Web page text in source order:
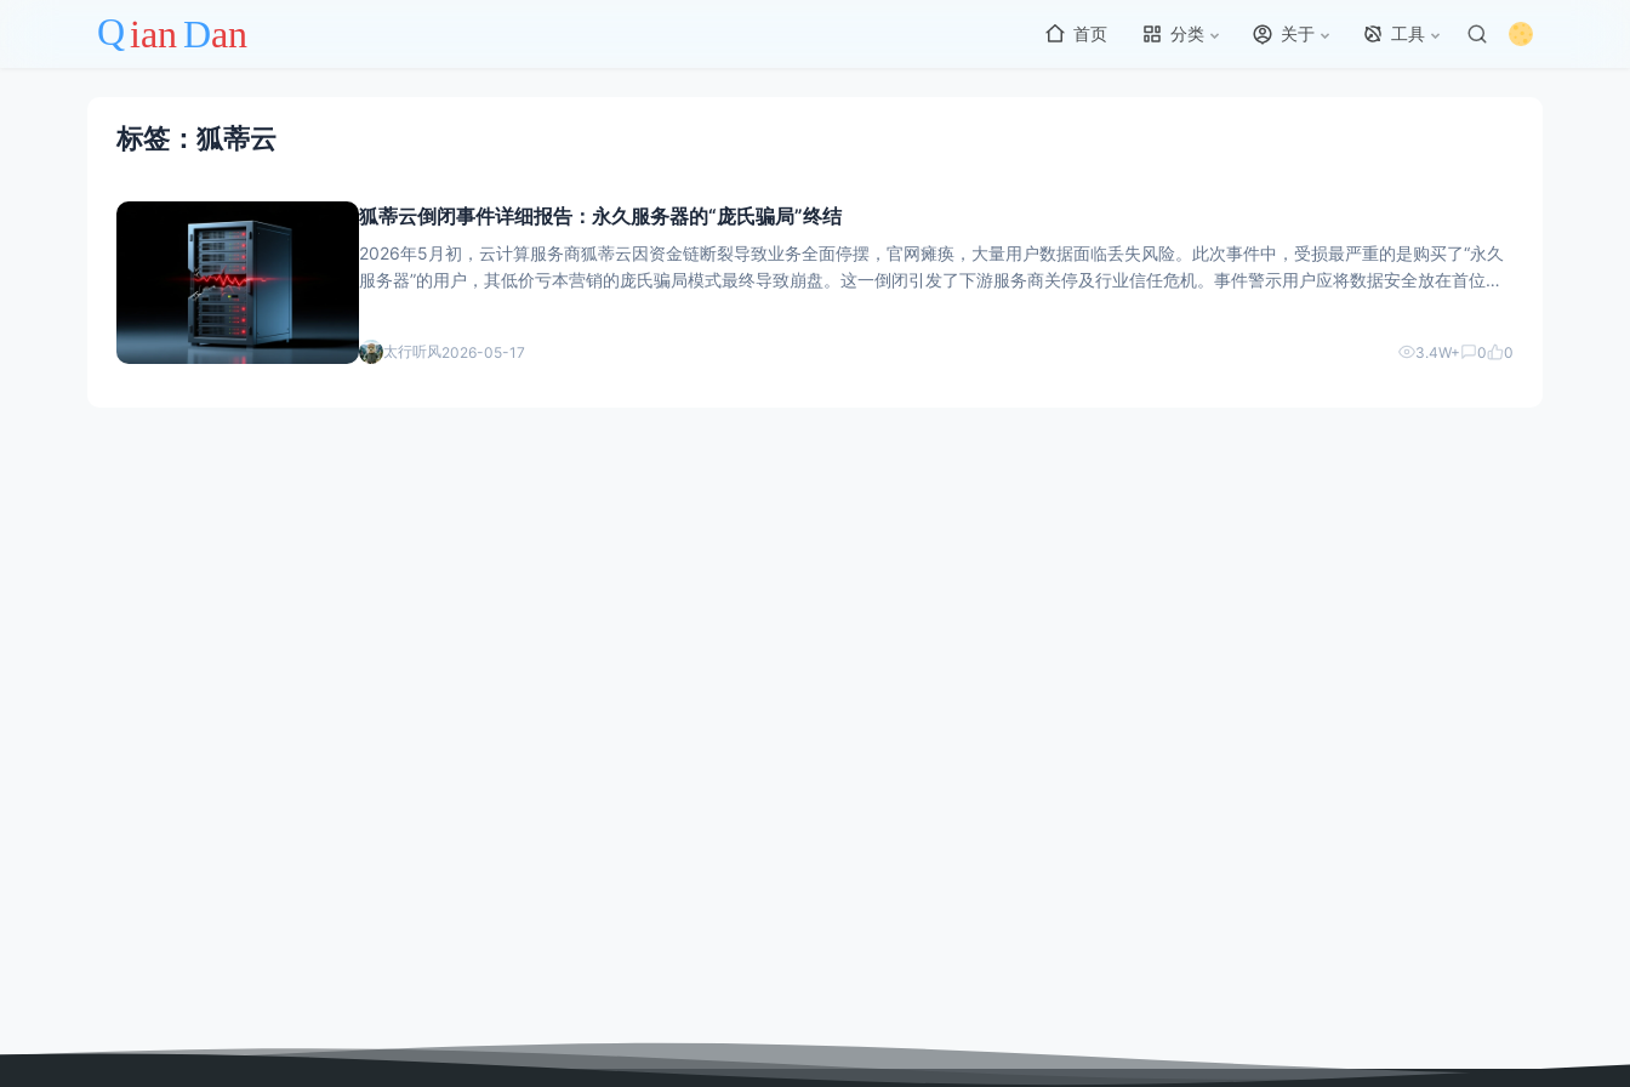
首页 分类 关于 工具
标签：狐蒂云
狐蒂云倒闭事件详细报告：永久服务器的“庞氏骗局”终结
2026年5月初，云计算服务商狐蒂云因资金链断裂导致业务全面停摆，官网瘫痪，大量用户数据面临丢失风险。此次事件中，受损最严重的是购买了“永久
服务器”的用户，其低价亏本营销的庞氏骗局模式最终导致崩盘。这一倒闭引发了下游服务商关停及行业信任危机。事件警示用户应将数据安全放在首位，
太行听风2026-05-17 3.4W+ 0 0